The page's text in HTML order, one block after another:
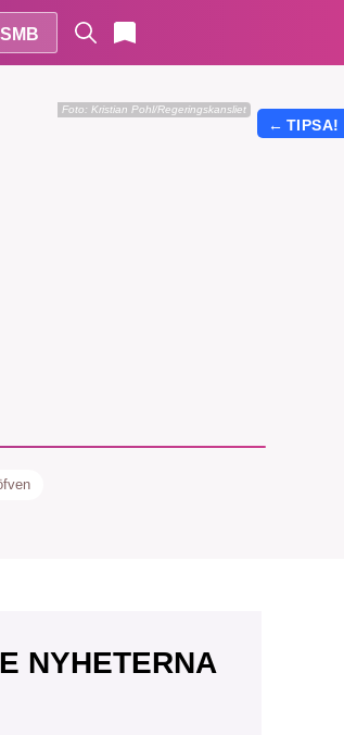
Foto: Kristian Pohl/Regeringskansliet
NYHETERNA
← TIPSA!